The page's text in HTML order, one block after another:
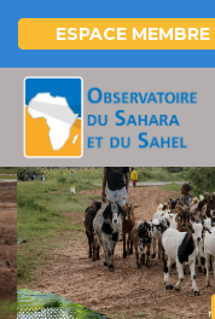
Aller
contenu
principal
ESPACE MEMBRE